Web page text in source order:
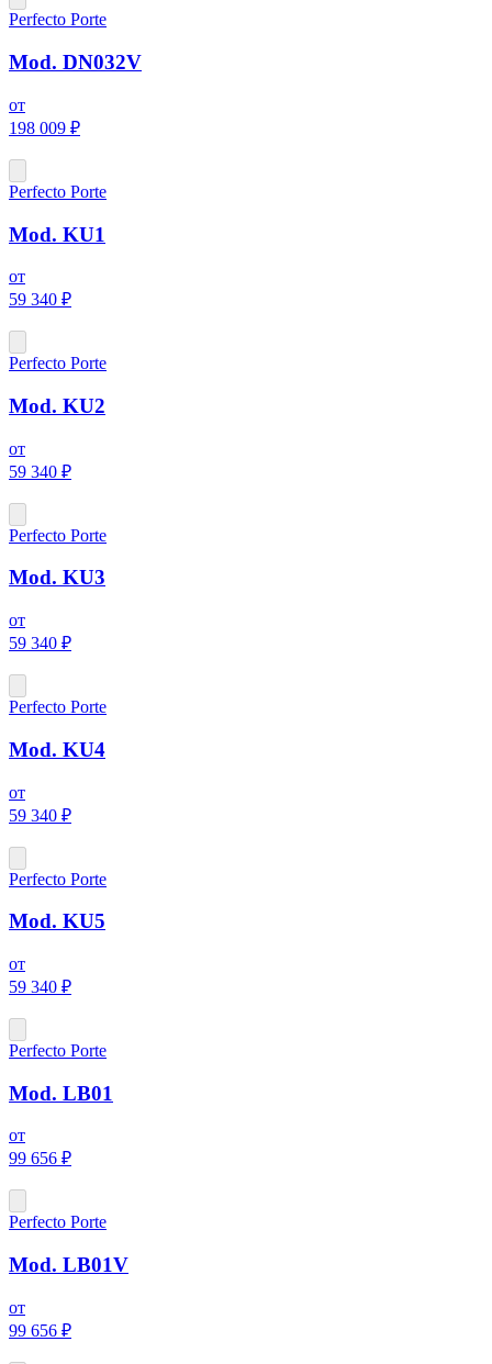
Perfecto Porte
Mod. DN032V
от
198 009 ₽
Perfecto Porte
Mod. KU1
от
59 340 ₽
Perfecto Porte
Mod. KU2
от
59 340 ₽
Perfecto Porte
Mod. KU3
от
59 340 ₽
Perfecto Porte
Mod. KU4
от
59 340 ₽
Perfecto Porte
Mod. KU5
от
59 340 ₽
Perfecto Porte
Mod. LB01
от
99 656 ₽
Perfecto Porte
Mod. LB01V
от
99 656 ₽